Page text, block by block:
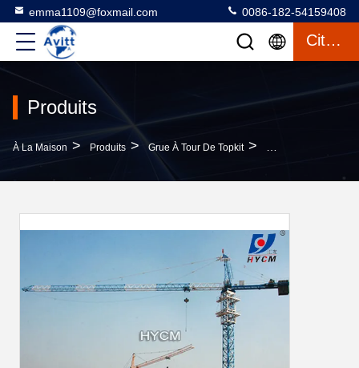
emma1109@foxmail.com 0086-182-54159408
Citation
Produits
À La Maison > Produits > Grue À Tour De Topkit > H3/36B 60m Types